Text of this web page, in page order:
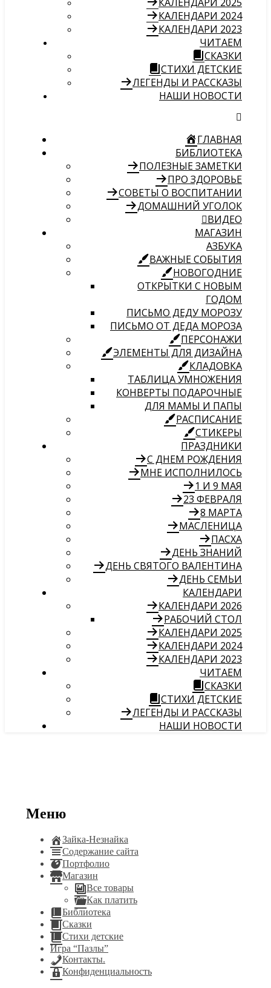
КАЛЕНДАРИ 2024
КАЛЕНДАРИ 2023
ЧИТАЕМ
СКАЗКИ
СТИХИ ДЕТСКИЕ
ЛЕГЕНДЫ И РАССКАЗЫ
НАШИ НОВОСТИ
ГЛАВНАЯ
БИБЛИОТЕКА
ПОЛЕЗНЫЕ ЗАМЕТКИ
ПРО ЗДОРОВЬЕ
СОВЕТЫ О ВОСПИТАНИИ
ДОМАШНИЙ УГОЛОК
ВИДЕО
МАГАЗИН
АЗБУКА
ВАЖНЫЕ СОБЫТИЯ
НОВОГОДНИЕ
ОТКРЫТКИ С НОВЫМ
ГОДОМ
ПИСЬМО ДЕДУ МОРОЗУ
ПИСЬМО ОТ ДЕДА МОРОЗА
ПЕРСОНАЖИ
ЭЛЕМЕНТЫ ДЛЯ ДИЗАЙНА
КЛАДОВКА
ТАБЛИЦА УМНОЖЕНИЯ
КОНВЕРТЫ ПОДАРОЧНЫЕ
ДЛЯ МАМЫ И ПАПЫ
РАСПИСАНИЕ
СТИКЕРЫ
ПРАЗДНИКИ
С ДНЕМ РОЖДЕНИЯ
МНЕ ИСПОЛНИЛОСЬ
1 И 9 МАЯ
23 ФЕВРАЛЯ
8 МАРТА
МАСЛЕНИЦА
ПАСХА
ДЕНЬ ЗНАНИЙ
ДЕНЬ СВЯТОГО ВАЛЕНТИНА
ДЕНЬ СЕМЬИ
КАЛЕНДАРИ
КАЛЕНДАРИ 2026
РАБОЧИЙ СТОЛ
КАЛЕНДАРИ 2025
КАЛЕНДАРИ 2024
КАЛЕНДАРИ 2023
ЧИТАЕМ
СКАЗКИ
СТИХИ ДЕТСКИЕ
ЛЕГЕНДЫ И РАССКАЗЫ
НАШИ НОВОСТИ
Меню
Зайка-Незнайка
Содержание сайта
Портфолио
Магазин
Все товары
Как платить
Библиотека
Сказки
Стихи детские
Игра “Пазлы”
Контакты.
Конфиденциальность